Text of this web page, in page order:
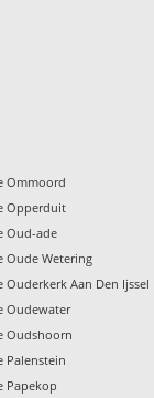
Ommoord
Opperduit
Oud-ade
Oude Wetering
Ouderkerk Aan Den Ijssel
Oudewater
Oudshoorn
Palenstein
Papekop